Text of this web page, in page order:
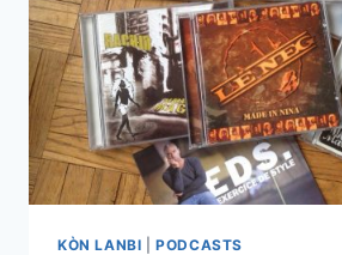
FOLA
–
04/03/18
KÒN LANBI |PODCASTS